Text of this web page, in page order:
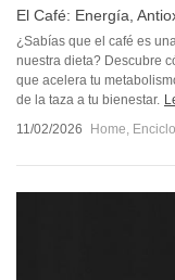
El Café: Energía,
¿Sabías que el café es
nuestra dieta? Descubre
que acelera tu
de la taza a tu bienestar.
11/02/2026
Home,